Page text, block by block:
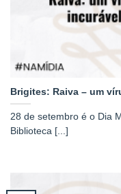
Brigites: Raiva – um
28 de setembro é o Dia
Biblioteca [...]